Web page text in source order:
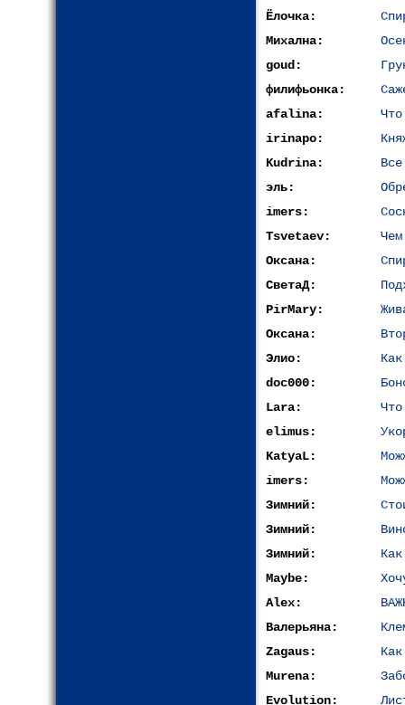
Ёлочка:
Михална:
goud:
филифьонка:
afalina:
irinapo:
Kudrina:
эль:
imers:
Tsvetaev:
Оксана:
СветаД:
PirMary:
Оксана:
Элиo:
doc000:
Lara:
elimus:
KatyaL:
imers:
Зимний:
Зимний:
Зимний:
Maybe:
Alex:
Валерьяна:
Zagaus:
Murena:
Evolution: